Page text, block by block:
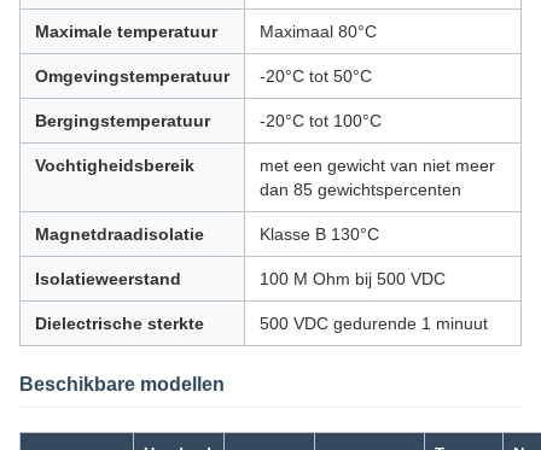
Maximale temperatuur Maximaal 80°C
Omgevingstemperatuur -20°C tot 50°C
Bergingstemperatuur -20°C tot 100°C
Vochtigheidsbereik
met een gewicht van niet meer
dan 85 gewichtspercenten
Magnetdraadisolatie Klasse B 130°C
Isolatieweerstand 100 M Ohm bij 500 VDC
Dielectrische sterkte 500 VDC gedurende 1 minuut
Beschikbare modellen